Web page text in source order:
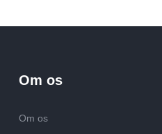
Om os
Om os